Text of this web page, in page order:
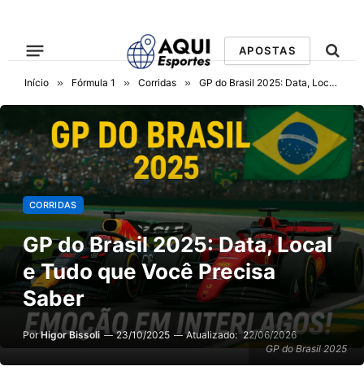
APOSTAS
Início » Fórmula 1 » Corridas » GP do Brasil 2025: Data, Local e Tudo que Você Precisa Saber
GP do Brasil 2025
CORRIDAS
GP do Brasil 2025: Data, Local
e Tudo que Você Precisa
Saber
Por Higor Bissoli 23/10/2025 Atualizado: 22/06/2026